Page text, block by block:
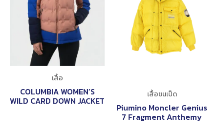
เสื้อ
COLUMBIA WOMEN’S
WILD CARD DOWN JACKET
เสื้อขนเป็ด
Piumino Moncler Genius
7 Fragment Anthemy